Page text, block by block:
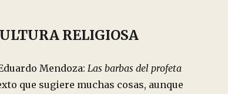
RELIGIOSA
Mendoza: Las barbas del profeta
que sugiere muchas cosas, aunque